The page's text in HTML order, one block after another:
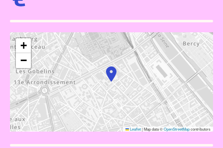
+
−
Leaflet|Map data ©OpenStreetMapcontributors